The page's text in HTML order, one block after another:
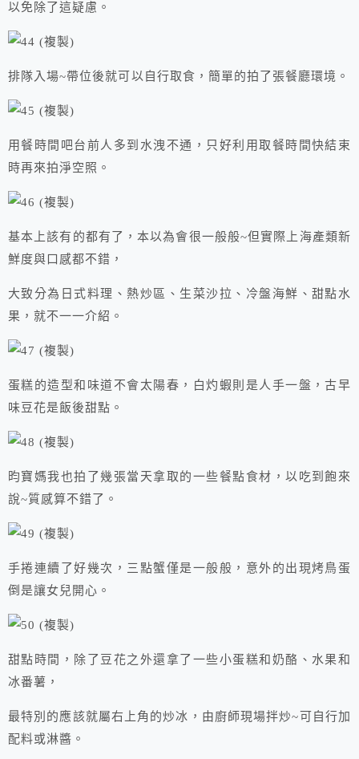
以免除了這疑慮。
排隊入場~帶位後就可以自行取食，簡單的拍了張餐廳環境。
用餐時間吧台前人多到水洩不通，只好利用取餐時間快結束
時再來拍淨空照。
基本上該有的都有了，本以為會很一般般~但實際上海產類新
鮮度與口感都不錯，
大致分為日式料理、熱炒區、生菜沙拉、冷盤海鮮、甜點水
果，就不一一介紹。
蛋糕的造型和味道不會太陽春，白灼蝦則是人手一盤，古早
味豆花是飯後甜點。
昀寶媽我也拍了幾張當天拿取的一些餐點食材，以吃到飽來
說~質感算不錯了。
手捲連續了好幾次，三點蟹僅是一般般，意外的出現烤鳥蛋
倒是讓女兒開心。
甜點時間，除了豆花之外還拿了一些小蛋糕和奶酪、水果和
冰番薯，
最特別的應該就屬右上角的炒冰，由廚師現場拌炒~可自行加
配料或淋醬。